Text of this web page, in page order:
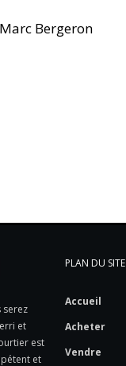
Marc Bergeron
serez
et
est
et
PLAN DU SITE
Accueil
Acheter
Vendre